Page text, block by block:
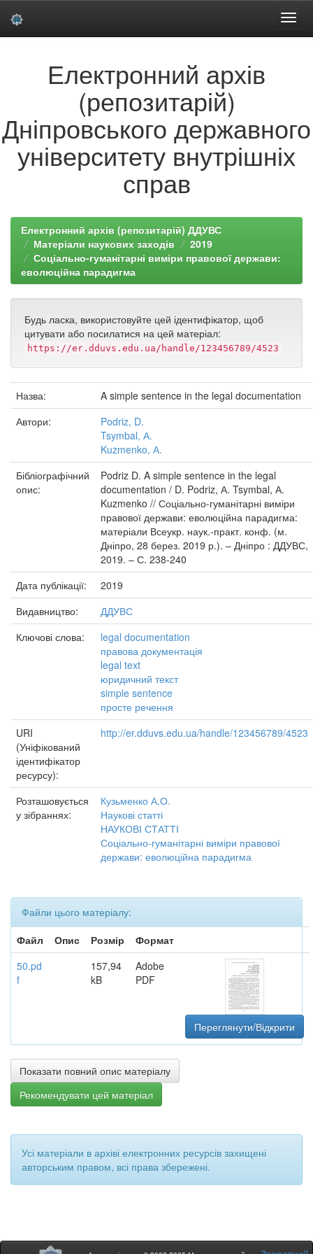
Електронний архів
(репозитарій)
Дніпровського державного
університету внутрішніх
справ
Електронний архів (репозитарій) ДДУВС
Матеріали наукових заходів
2019
Соціально-гуманітарні виміри правової держави:
еволюційна парадигма
Будь ласка, використовуйте цей ідентифікатор, щоб
цитувати або посилатися на цей матеріал:
https://er.dduvs.edu.ua/handle/123456789/4523
Назва:
A simple sentence in the legal documentation
Автори:
Podriz, D.
Tsymbal, А.
Kuzmenko, А.
Бібліографічний
опис:
Podriz D. A simple sentence in the legal
documentation / D. Podriz, А. Tsymbal, А.
Kuzmenko // Соціально-гуманітарні виміри
правової держави: еволюційна парадигма:
матеріали Всеукр. наук.-практ. конф. (м.
Дніпро, 28 берез. 2019 р.). – Дніпро : ДДУВС,
2019. – С. 238-240
Дата публікації:
2019
Видавництво:
ДДУВС
Ключові слова:
legal documentation
правова документація
legal text
юридичний текст
simple sentence
просте речення
URI
(Уніфікований
ідентифікатор
ресурсу):
http://er.dduvs.edu.ua/handle/123456789/4523
Розташовується
у зібраннях:
Кузьменко А.О.
Наукові статті
НАУКОВІ СТАТТІ
Соціально-гуманітарні виміри правової
держави: еволюційна парадигма
Файли цього матеріалу:
Файл
Опис Розмір
Формат
50.pd
f
157,94
kB
Adobe
PDF
Переглянути/Відкрити
Показати повний опис матеріалу
Рекомендувати цей матеріал
Усі матеріали в архіві електронних ресурсів захищені
авторським правом, всі права збережені.